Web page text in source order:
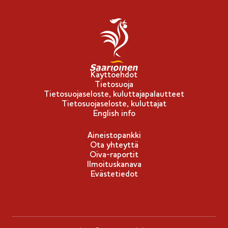
-
e
k
i
Käyttöehdot
Tietosuoja
Tietosuojaseloste, kuluttajapalautteet
Tietosuojaseloste, kuluttajat
English info
Aineistopankki
Ota yhteyttä
Oiva-raportit
Ilmoituskanava
Evästetiedot